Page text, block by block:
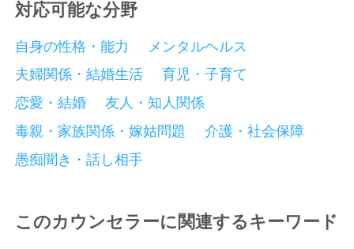
対応可能な分野
自身の性格・能力
メンタルヘルス
夫婦関係・結婚生活
育児・子育て
恋愛・結婚
友人・知人関係
毒親・家族関係・嫁姑問題
介護・社会保障
愚痴聞き・話し相手
このカウンセラーに関連するキーワード